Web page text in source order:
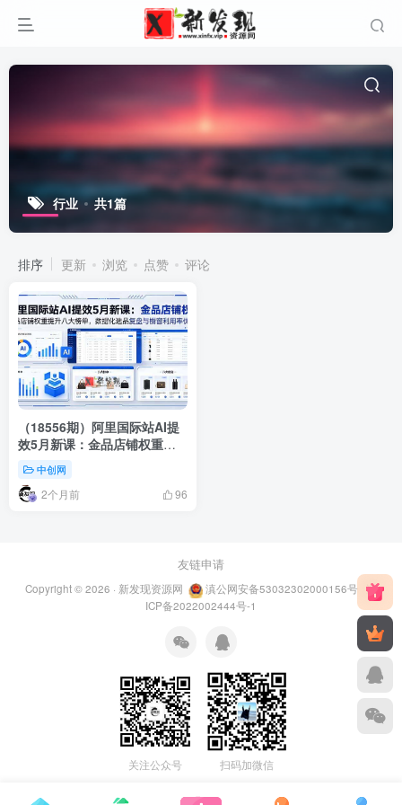
行业 共1篇
排序 更新 浏览 点赞 评论
（18556期）阿里国际站AI提
效5月新课：金品店铺权重提
升八大榜单，数据化选品复盘
与橱窗利用率优化
中创网
2个月前 96
友链申请
Copyright © 2026 · 新发现资源网 滇公网安备53032302000156号
滇
ICP备2022002444号-1
关注公众号 扫码加微信